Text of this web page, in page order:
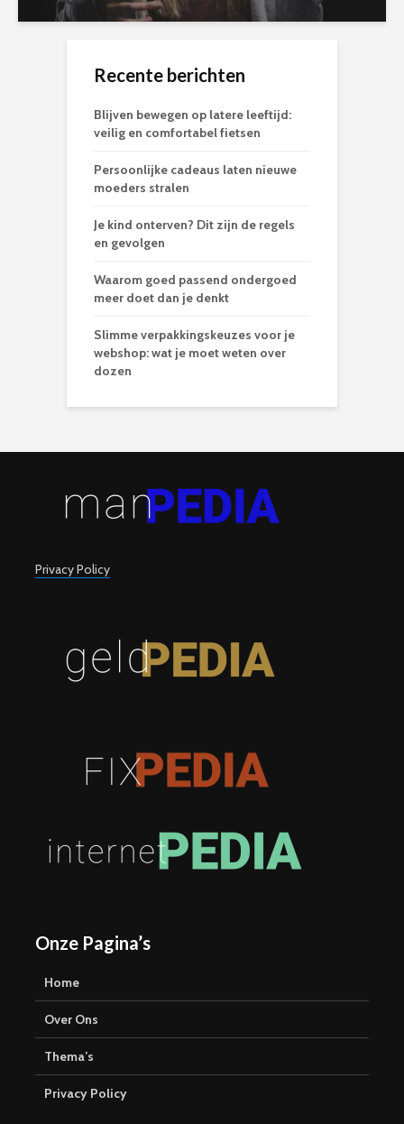
Recente berichten
Blijven bewegen op latere leeftijd:
veilig en comfortabel fietsen
Persoonlijke cadeaus laten nieuwe
moeders stralen
Je kind onterven? Dit zijn de regels
en gevolgen
Waarom goed passend ondergoed
meer doet dan je denkt
Slimme verpakkingskeuzes voor je
webshop: wat je moet weten over
dozen
Privacy Policy
Onze Pagina’s
Home
Over Ons
Thema’s
Privacy Policy